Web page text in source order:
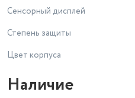
Сенсорный дисплей
Степень защиты
Цвет корпуса
Наличие